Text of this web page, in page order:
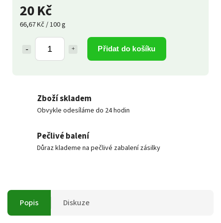
20 Kč
66,67 Kč / 100 g
Přidat do košíku
Zboží skladem
Obvykle odesíláme do 24 hodin
Pečlivé balení
Důraz klademe na pečlivé zabalení zásilky
Popis Diskuze